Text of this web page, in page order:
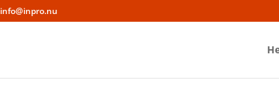
info@inpro.nu